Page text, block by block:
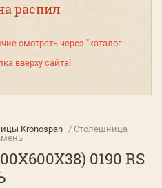
распил
смотреть через "каталог
вверху сайта!
Kronospan / Столешница
0190 RS